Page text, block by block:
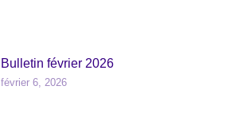
Bulletin février 2026
février 6, 2026